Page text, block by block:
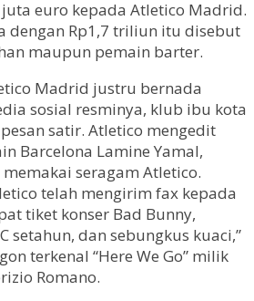
euro kepada Atletico Madrid.
dengan Rp1,7 triliun itu disebut
maupun pemain barter.
Madrid justru bernada
sosial resminya, klub ibu kota
satir. Atletico mengedit
Barcelona Lamine Yamal,
seragam Atletico.
telah mengirim fax kepada
tiket konser Bad Bunny,
setahun, dan sebungkus kuaci,”
terkenal “Here We Go” milik
Romano.